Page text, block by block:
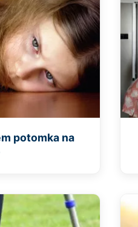
potomka na